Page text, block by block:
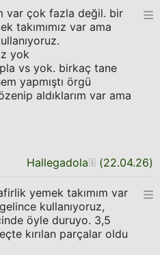
var çok fazla değil. bir
takımımız var ama
yok
vs yok. birkaç tane
yapmıştı örgü
aldıklarım var ama
Hallegadola (22.04.26)
yemek takımım var
kullanıyoruz,
öyle duruyo. 3,5
kırılan parçalar oldu